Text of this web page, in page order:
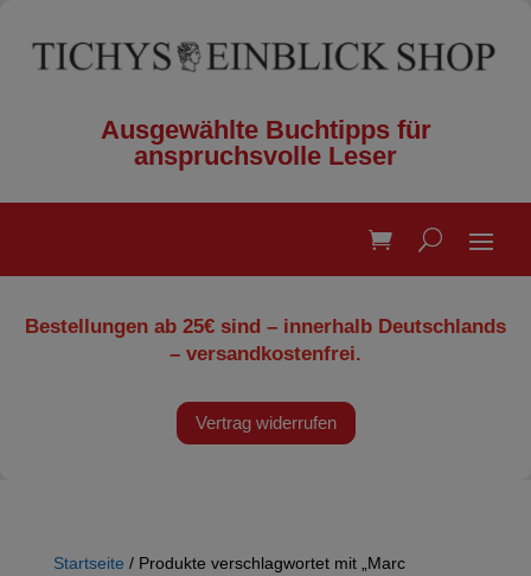
Ausgewählte Buchtipps für
anspruchsvolle Leser
Bestellungen ab 25€ sind – innerhalb Deutschlands
– versandkostenfrei.
Vertrag widerrufen
Startseite / Produkte verschlagwortet mit „Marc